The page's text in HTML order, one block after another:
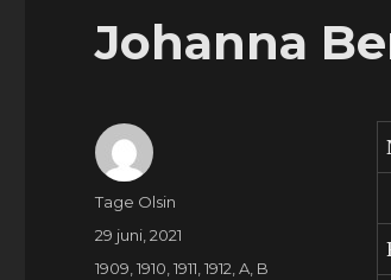
Johanna
Författare
Tage Olsin
Publicerat
29 juni, 2021
Kategorier
1909 ,1910 ,1911 ,1912 ,A B